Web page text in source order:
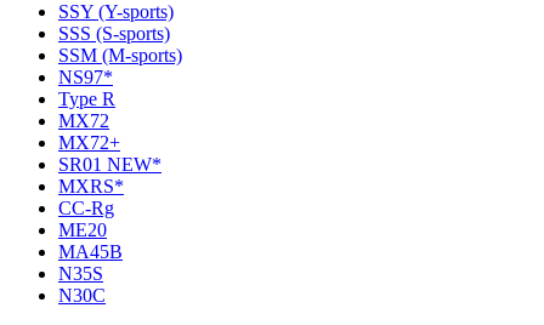
SSY (Y-sports)
SSS (S-sports)
SSM (M-sports)
NS97*
Type R
MX72
MX72+
SR01 NEW*
MXRS*
CC-Rg
ME20
MA45B
N35S
N30C